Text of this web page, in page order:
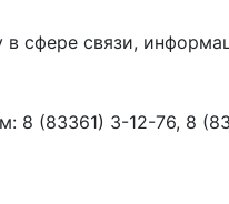
сфере связи,
8 (83361) 3-12-76, 8